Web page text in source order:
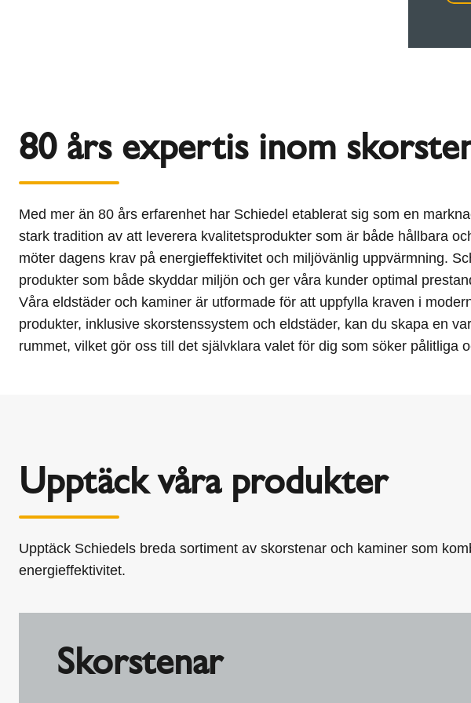
80 års expertis inom
Med mer än 80 års erfarenhet har Schiedel etablerat sig som en
stark tradition av att leverera kvalitetsprodukter som är både hållbara
möter dagens krav på energieffektivitet och miljövänlig uppvärmning.
produkter som både skyddar miljön och ger våra kunder optimal
Våra eldstäder och kaminer är utformade för att uppfylla kraven i
produkter, inklusive skorstenssystem och eldstäder, kan du skapa en
rummet, vilket gör oss till det självklara valet för dig som söker pålitliga
Upptäck våra produkter
Upptäck Schiedels breda sortiment av skorstenar och kaminer som
energieffektivitet.
Skorstenar